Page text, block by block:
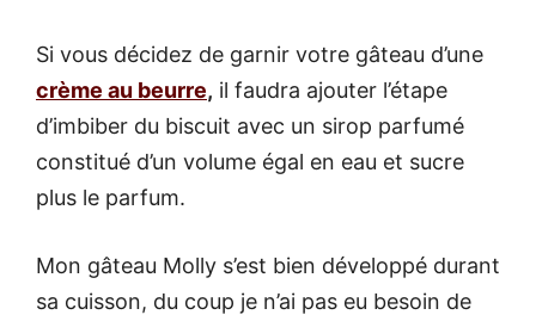
Si vous décidez de garnir votre gâteau d’une
crème au beurre, il faudra ajouter l’étape
d’imbiber du biscuit avec un sirop parfumé
constitué d’un volume égal en eau et sucre
plus le parfum.
Mon gâteau Molly s’est bien développé durant
sa cuisson, du coup je n’ai pas eu besoin de